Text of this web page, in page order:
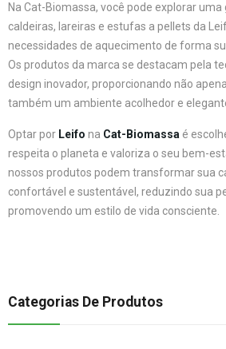
Na Cat-Biomassa, você pode explorar
caldeiras, lareiras e estufas a pellets da
necessidades de aquecimento de forma
Os produtos da marca se destacam pela
design inovador, proporcionando não
também um ambiente acolhedor e
Optar por Leifo na Cat-Biomassa é
respeita o planeta e valoriza o seu bem-
nossos produtos podem transformar sua
confortável e sustentável, reduzindo sua
promovendo um estilo de vida consciente.
Categorias De Produtos